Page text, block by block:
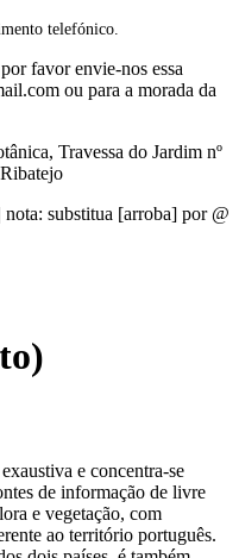
telefónico.
favor envie-nos essa
ou para a morada da
Travessa do Jardim nº
substitua [arroba] por @
e concentra-se
de informação de livre
e vegetação, com
ao território português.